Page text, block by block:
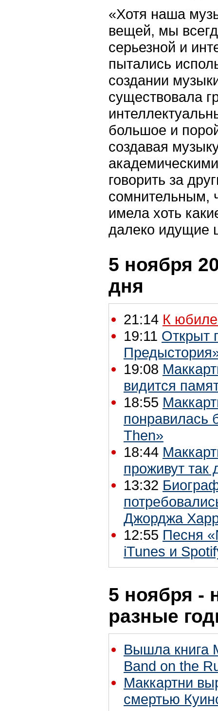
«Хотя наша
вещей, мы
серьезной и
пытались
создании
существовала
большое и
создавая
говорить за
сомнительным,
имела хоть
далеко идущие
5 ноября
дня
21:14 К
19:11 Открыт
19:08
видится
18:55
понравилась
Then»
18:44
проживут так
13:32
Джорджа
12:55 Песня
iTunes и
5 ноября -
разные
Вышла книга
Band on the
Маккартни
смертью